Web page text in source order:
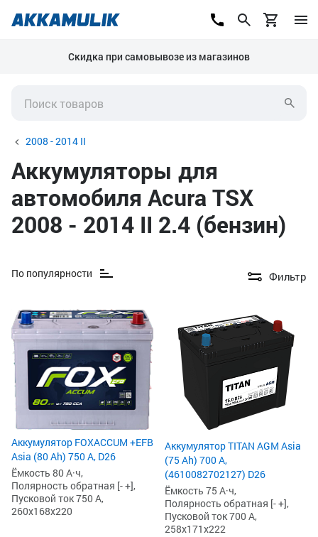
Скидка при самовывозе из магазинов
2008 - 2014 II
Аккумуляторы для
автомобиля Acura TSX
2008 - 2014 II 2.4 (бензин)
По популярности Фильтр
Аккумулятор FOXACCUM +EFB
Asia (80 Ah) 750 А, D26
Ёмкость 80 А·ч,
Полярность обратная [- +],
Пусковой ток 750 А,
260x168x220
Аккумулятор TITAN AGM Asia
(75 Ah) 700 А,
(4610082702127) D26
Ёмкость 75 А·ч,
Полярность обратная [- +],
Пусковой ток 700 А,
258x171x222